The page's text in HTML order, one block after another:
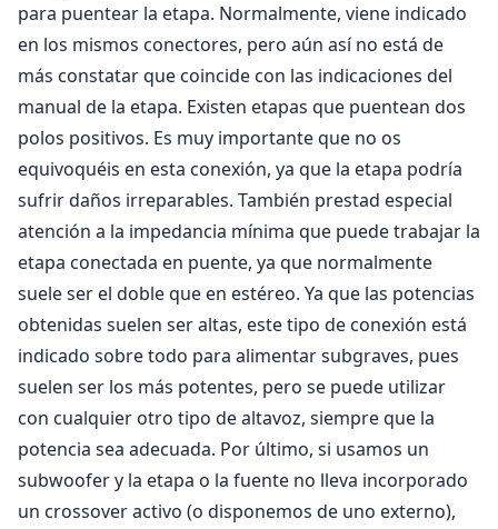
para puentear la etapa. Normalmente, viene indicado
en los mismos conectores, pero aún así no está de
más constatar que coincide con las indicaciones del
manual de la etapa. Existen etapas que puentean dos
polos positivos. Es muy importante que no os
equivoquéis en esta conexión, ya que la etapa podría
sufrir daños irreparables. También prestad especial
atención a la impedancia mínima que puede trabajar la
etapa conectada en puente, ya que normalmente
suele ser el doble que en estéreo. Ya que las potencias
obtenidas suelen ser altas, este tipo de conexión está
indicado sobre todo para alimentar subgraves, pues
suelen ser los más potentes, pero se puede utilizar
con cualquier otro tipo de altavoz, siempre que la
potencia sea adecuada. Por último, si usamos un
subwoofer y la etapa o la fuente no lleva incorporado
un crossover activo (o disponemos de uno externo),